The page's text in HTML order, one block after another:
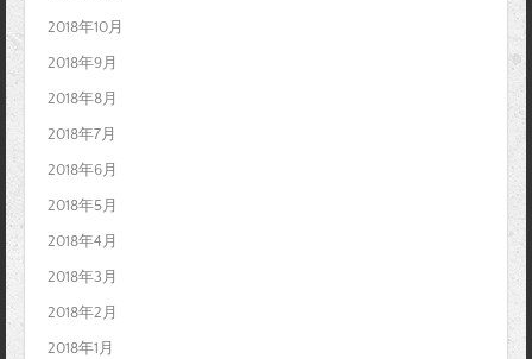
2018年10月
2018年9月
2018年8月
2018年7月
2018年6月
2018年5月
2018年4月
2018年3月
2018年2月
2018年1月